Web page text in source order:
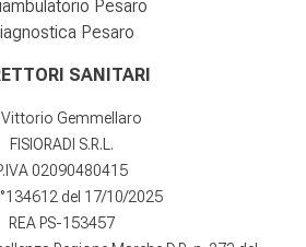
Pesaro
Pesaro
SANITARI
Vittorio Gemmellaro
FISIORADI S.R.L.
02090480415
del 17/10/2025
REA PS-153457